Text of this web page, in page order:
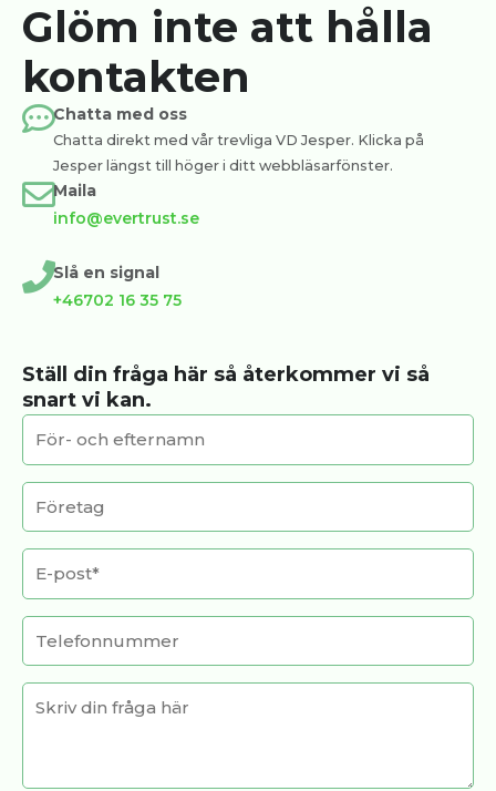
Glöm inte att hålla
kontakten
Chatta med oss
Chatta direkt med vår trevliga VD Jesper. Klicka på
Jesper längst till höger i ditt webbläsarfönster.
Maila
info@evertrust.se
Slå en signal
+46702 16 35 75
Ställ din fråga här så återkommer vi så
snart vi kan.